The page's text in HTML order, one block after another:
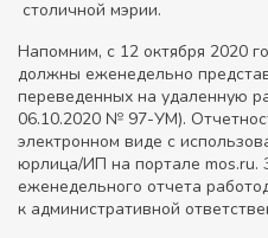
столичной мэрии.
Напомним, с 12 октября 2020
должны еженедельно
переведенных на удаленную
06.10.2020 № 97-УМ).
электронном виде с
юрлица/ИП на портале mos.ru.
еженедельного отчета
к административной